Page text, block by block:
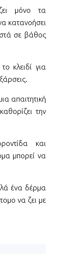
μόνο τα
κατανοήσει
σε βάθος
κλειδί για
απαιτητική
την
και
μπορεί να
ένα δέρμα
να ζει με